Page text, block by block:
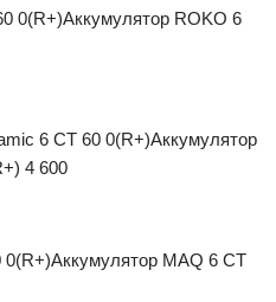
Аккумулятор ROKO 6
Аккумулятор
4 600
Аккумулятор MAQ 6 СТ